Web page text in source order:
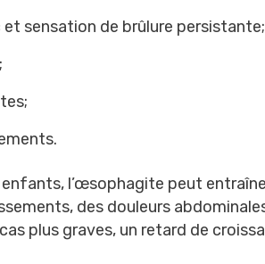
et sensation de brûlure persistante;
enfants, l’œsophagite peut
des douleurs
plus graves, un retard de